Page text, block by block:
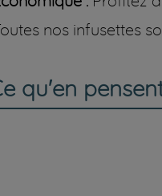
nos infusettes
qu'en